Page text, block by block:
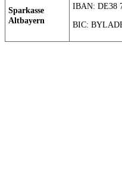
Sparkasse
Altbayern
IBAN: DE38
BIC: